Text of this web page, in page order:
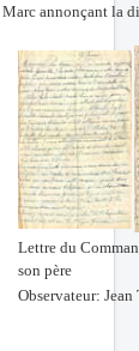
annonçant la
Lettre du
son père
Observateur: Jean